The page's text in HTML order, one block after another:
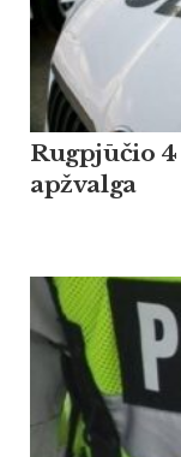
Rugpjūčio
apžvalga